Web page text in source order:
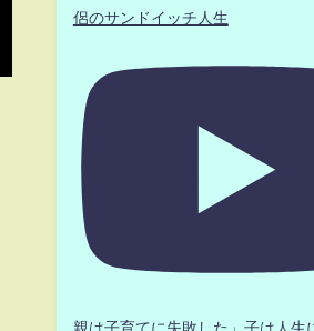
侶のサンドイッチ人生
親は子育てに失敗した」子は人生